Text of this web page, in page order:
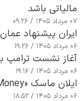
مالیاتی باشد
۰۷ مرداد ۱۴۰۵ / ۰۹:۲۶
ایران پیشنهاد
۰۶ مرداد ۱۴۰۵ / ۱۹:۲۶
آغاز نشست ترامپ
۰۶ مرداد ۱۴۰۵ / ۱۹:۱۶
ایلان ماسک «X Money» را در آمریکا راه‌اندازی کرد
۰۶ مرداد ۱۴۰۵ / ۱۸:۵۲